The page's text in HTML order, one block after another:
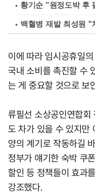
황기순 "원정도박 후
백혈병 재발 최성원 "
이에 따라 임시공휴일
국내 소비를 촉진할 수
는 게 중요할 것으로 보
류필선 소상공인연합
도 차가 있을 수 있지만
양의 계기로 작동하길
정부가 얘기한 숙박 쿠
할인 등 정책들이 효과
강조했다.